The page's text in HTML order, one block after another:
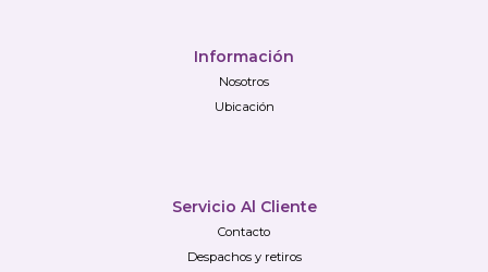
Información
Nosotros
Ubicación
Servicio Al Cliente
Contacto
Despachos y retiros